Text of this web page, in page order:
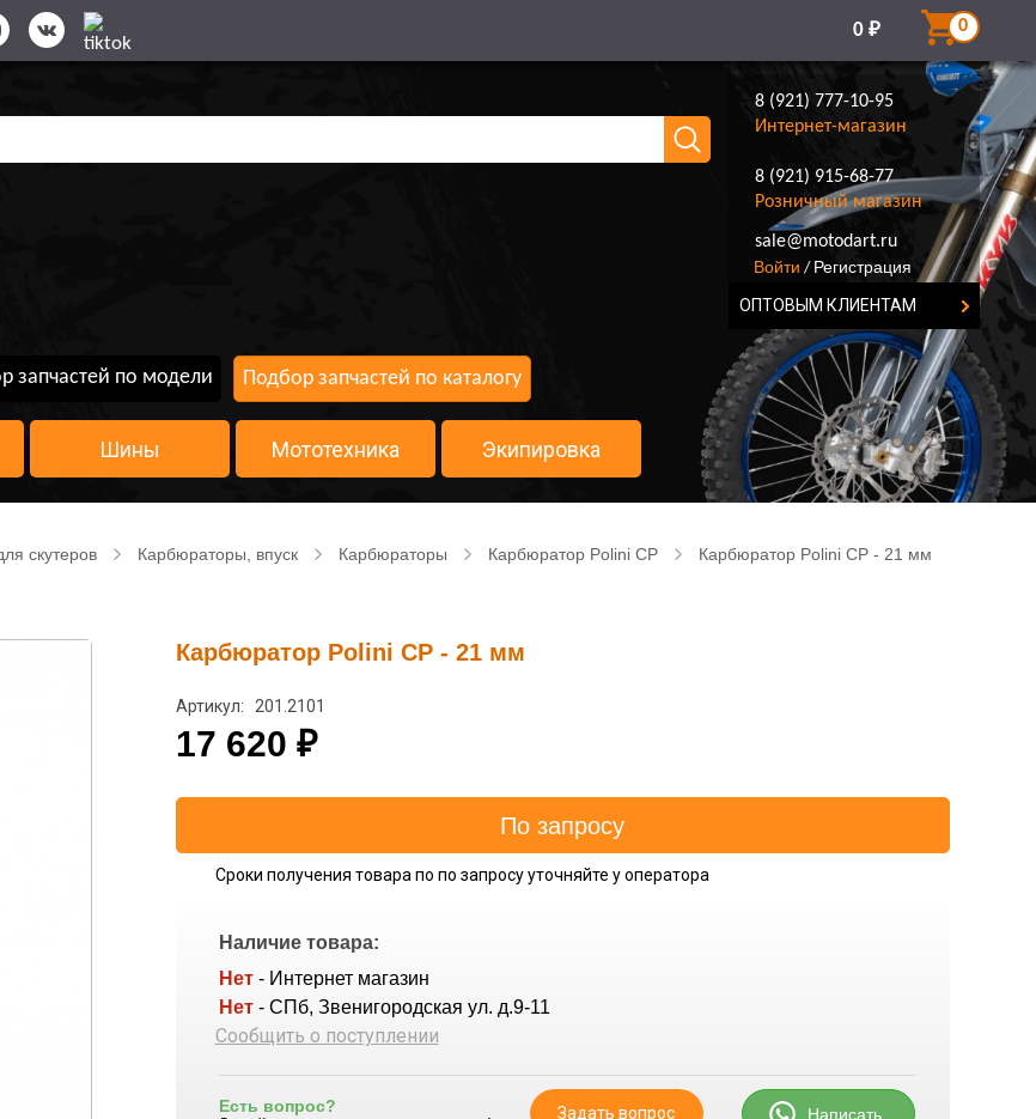
0 ₽ 0
8 (921) 777-10-95
Интернет-магазин
8 (921) 915-68-77
Розничный магазин
8 (921) 777-10-95
sale@motodart.ru
Войти / Регистрация
ОПТОВЫМ КЛИЕНТАМ
запчастей по модели Подбор запчастей по каталогу
Шины Мототехника Экипировка
скутеров Карбюраторы, впуск Карбюраторы Карбюратор Polini CP Карбюратор Polini CP - 21 мм
Карбюратор Polini CP - 21 мм
Артикул: 201.2101
17 620 ₽
Сроки получения товара по по запросу уточняйте у оператора
Наличие товара:
Нет - Интернет магазин
Нет - СПб, Звенигородская ул. д.9-11
Сообщить о поступлении
Есть вопрос?
Задать вопрос Написать